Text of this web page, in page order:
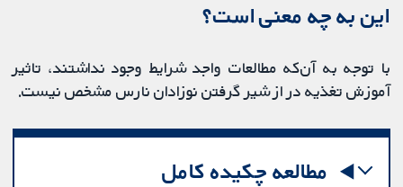
این به چه معنی است؟
با توجه به آن‌که مطالعات واجد شرایط وجود نداشتند، تاثیر
آموزش تغذیه در از شیر گرفتن نوزادان نارس مشخص نیست.
مطالعه چکیده کامل